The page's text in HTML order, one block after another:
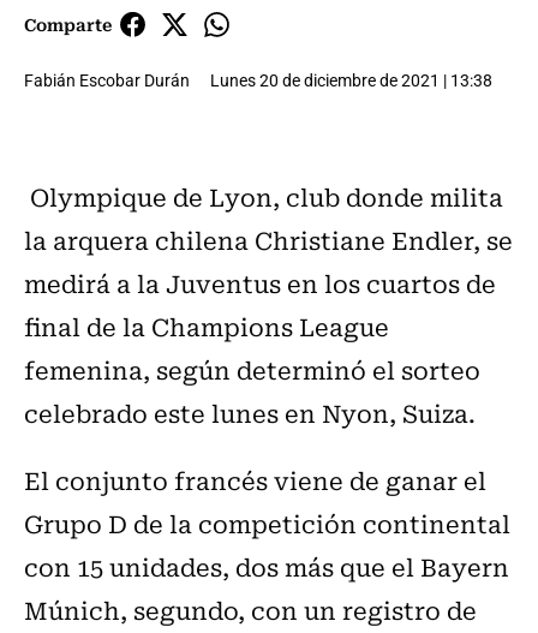
Comparte
Fabián Escobar Durán Lunes 20 de diciembre de 2021 | 13:38
Olympique de Lyon, club donde milita
la arquera chilena Christiane Endler, se
medirá a la Juventus en los cuartos de
final de la Champions League
femenina, según determinó el sorteo
celebrado este lunes en Nyon, Suiza.
El conjunto francés viene de ganar el
Grupo D de la competición continental
con 15 unidades, dos más que el Bayern
Múnich, segundo, con un registro de